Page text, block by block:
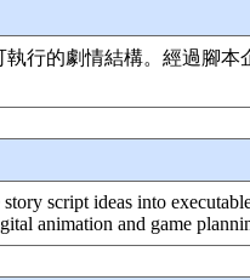
行的劇情結構。經過腳
script ideas into
animation and game